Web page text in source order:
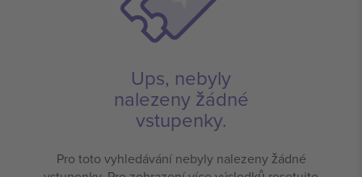
Ups, nebyly
nalezeny žádné
vstupenky.
Pro toto vyhledávání nebyly nalezeny žádné